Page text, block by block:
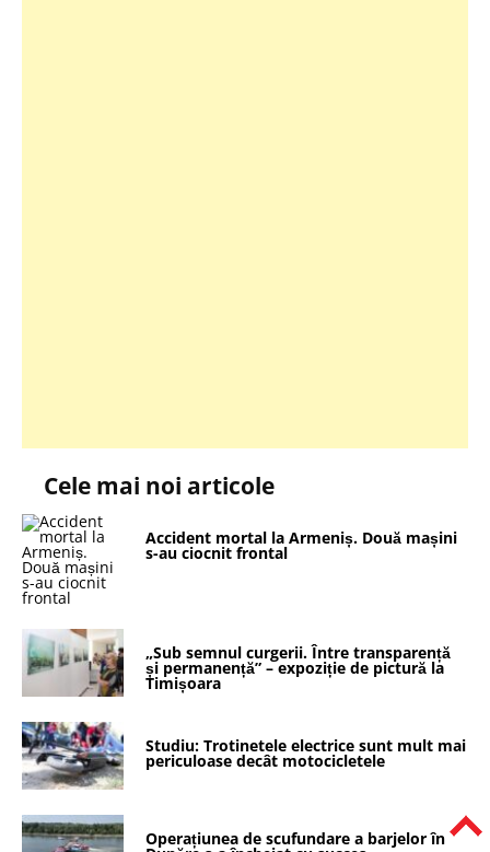
Cele mai noi articole
Accident mortal la Armeniș. Două mașini
s-au ciocnit frontal
„Sub semnul curgerii. Între transparență
și permanență” – expoziție de pictură la
Timișoara
Studiu: Trotinetele electrice sunt mult mai
periculoase decât motocicletele
Operațiunea de scufundare a barjelor în